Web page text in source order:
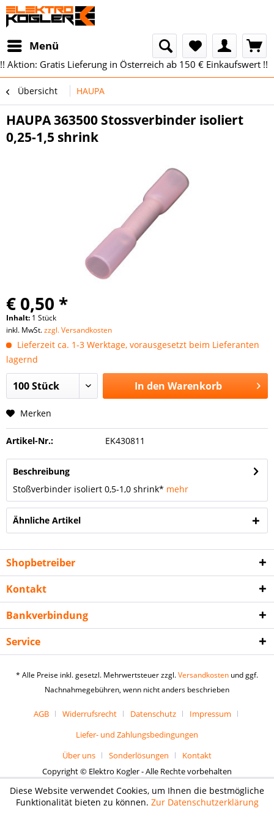
Menü
!! Aktion: Gratis Lieferung in Österreich ab 150 € Einkaufswert !!
Übersicht HAUPA
HAUPA 363500 Stossverbinder isoliert
0,25-1,5 shrink
€ 0,50 *
Inhalt: 1 Stück
inkl. MwSt.zzgl. Versandkosten
Lieferzeit ca. 1-3 Werktage, vorausgesetzt beim Lieferanten
lagernd
In den Warenkorb
Merken
Artikel-Nr.: EK430811
Beschreibung
Stoßverbinder isoliert 0,5-1,0 shrink* mehr
Ähnliche Artikel
Shopbetreiber
Kontakt
Bankverbindung
Service
* Alle Preise inkl. gesetzl. Mehrwertsteuer zzgl.Versandkosten und ggf.
Nachnahmegebühren, wenn nicht anders beschrieben
AGB Widerrufsrecht Datenschutz
Impressum
Liefer- und Zahlungsbedingungen
Über uns
Sonderlösungen
Kontakt
Copyright © Elektro Kogler - Alle Rechte vorbehalten
Diese Website verwendet Cookies, um Ihnen die bestmögliche
Funktionalität bieten zu können. Zur Datenschutzerklärung